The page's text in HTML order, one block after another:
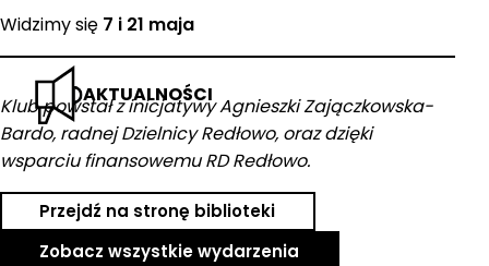
AKTUALNOŚCI
Widzimy się 7 i 21 maja
Klub powstał z inicjatywy Agnieszki Zajączkowska-
Bardo, radnej Dzielnicy Redłowo, oraz dzięki
wsparciu finansowemu RD Redłowo.
Przejdź na stronę biblioteki
Zobacz wszystkie wydarzenia